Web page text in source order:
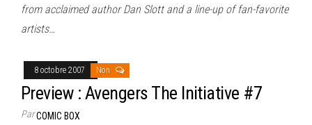
from acclaimed author Dan Slott and a line-up of fan-favorite
artists…
8 octobre 2007 Non
Preview : Avengers The Initiative #7
ParCOMIC BOX